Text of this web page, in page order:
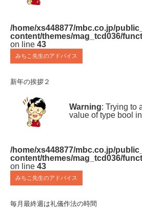
/home/xs448877/mbc.co.jp/
content/themes/mag_tcd036/
on line 43
みちこ先生のアドバイス
新年の挨拶２
Warning: Trying to
value of type bool in
/home/xs448877/mbc.co.jp/
content/themes/mag_tcd036/
on line 43
みちこ先生のアドバイス
毎月最終週は礼儀作法の時間